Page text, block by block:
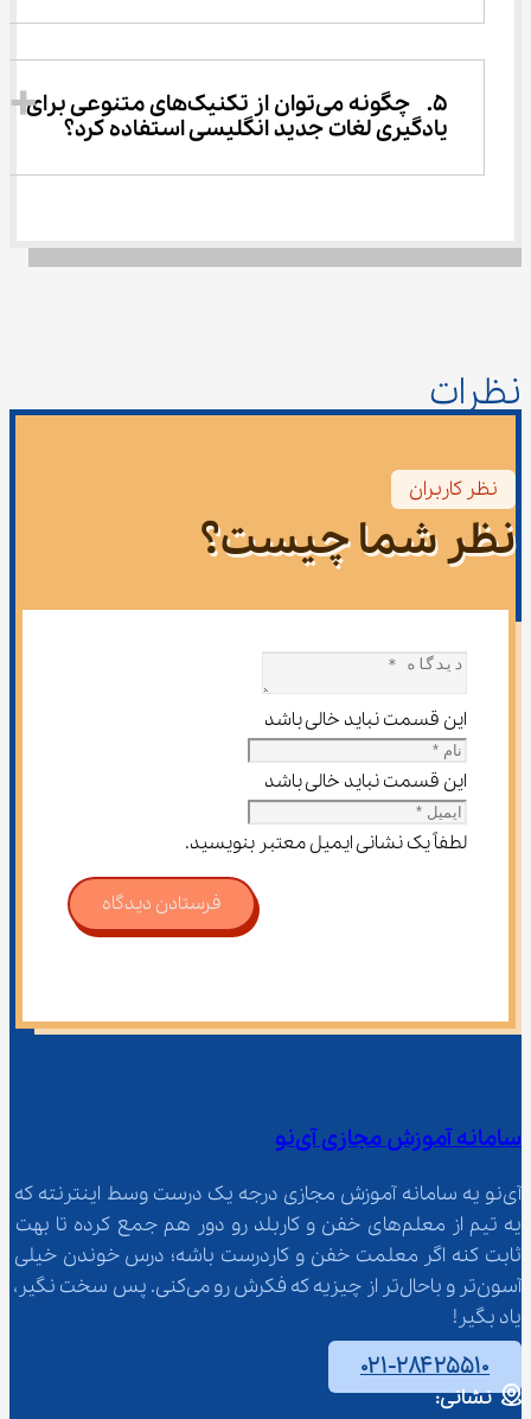
5.	چگونه می‌توان از تکنیک‌های متنوعی برای
یادگیری لغات جدید انگلیسی استفاده کرد؟
نظرات
نظر کاربران
نظر شما چیست؟
این قسمت نباید خالی باشد
این قسمت نباید خالی باشد
لطفاً یک نشانی ایمیل معتبر بنویسید.
فرستادن دیدگاه
سامانه آموزش مجازی آی‌نو
آی‌نو یه سامانه آموزش مجازی درجه یک درست وسط اینترنته که
یه تیم از معلم‌‌های خفن و کاربلد رو دور هم جمع کرده تا بهت
ثابت کنه اگر معلمت خفن و کاردرست باشه؛ درس خوندن خیلی
آسون‌تر و باحال‌تر از چیزیه که فکرش رو می‌کنی. پس سخت نگیر،
یاد بگیر!
۰۲۱-۲۸۴۲۵۵۱۰
نشانی: